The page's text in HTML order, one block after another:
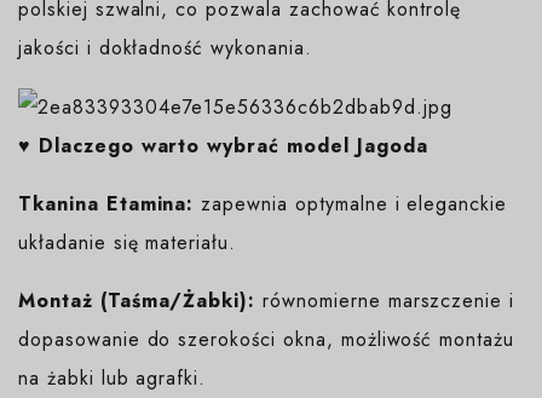
polskiej szwalni, co pozwala zachować kontrolę
jakości i dokładność wykonania.
♥️ Dlaczego warto wybrać model Jagoda
Tkanina Etamina: zapewnia optymalne i eleganckie
układanie się materiału.
Montaż (Taśma/Żabki): równomierne marszczenie i
dopasowanie do szerokości okna, możliwość montażu
na żabki lub agrafki.